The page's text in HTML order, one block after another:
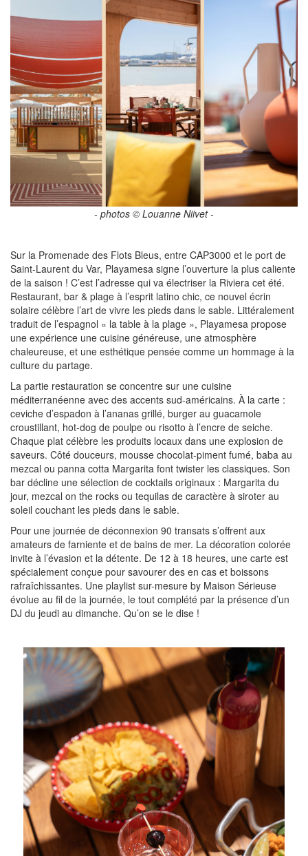
- photos © Louanne Niivet -
Sur la Promenade des Flots Bleus, entre CAP3000 et le port de
Saint-Laurent du Var, Playamesa signe l’ouverture la plus caliente
de la saison ! C’est l’adresse qui va électriser la Riviera cet été.
Restaurant, bar & plage à l’esprit latino chic, ce nouvel écrin
solaire célèbre l’art de vivre les pieds dans le sable. Littéralement
traduit de l’espagnol « la table à la plage », Playamesa propose
une expérience une cuisine généreuse, une atmosphère
chaleureuse, et une esthétique pensée comme un hommage à la
culture du partage.
La partie restauration se concentre sur une cuisine
méditerranéenne avec des accents sud-américains. À la carte :
ceviche d’espadon à l’ananas grillé, burger au guacamole
croustillant, hot-dog de poulpe ou risotto à l’encre de seiche.
Chaque plat célèbre les produits locaux dans une explosion de
saveurs. Côté douceurs, mousse chocolat-piment fumé, baba au
mezcal ou panna cotta Margarita font twister les classiques. Son
bar décline une sélection de cocktails originaux : Margarita du
jour, mezcal on the rocks ou tequilas de caractère à siroter au
soleil couchant les pieds dans le sable.
Pour une journée de déconnexion 90 transats s’offrent aux
amateurs de farniente et de bains de mer. La décoration colorée
invite à l’évasion et la détente. De 12 à 18 heures, une carte est
spécialement conçue pour savourer des en cas et boissons
rafraîchissantes. Une playlist sur-mesure by Maison Sérieuse
évolue au fil de la journée, le tout complété par la présence d’un
DJ du jeudi au dimanche. Qu’on se le dise !